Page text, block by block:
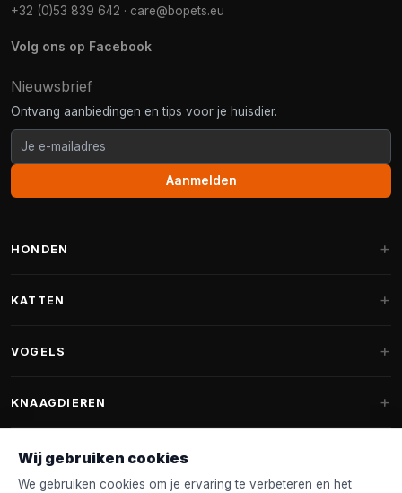
+32 (0)53 839 642 · care@bopets.eu
Volg ons op Facebook
Nieuwsbrief
Ontvang aanbiedingen en tips voor je huisdier.
Aanmelden
HONDEN
Fantail hondenmanden
Hondenspeelgoed
KATTEN
Krabpalen voor Maine Coon
VOGELS
Vogelvoer binnenvogels
Voederhuisjes
KNAAGDIEREN
Knaagdierenvoer
Wij gebruiken cookies
We gebruiken cookies om je ervaring te verbeteren en het